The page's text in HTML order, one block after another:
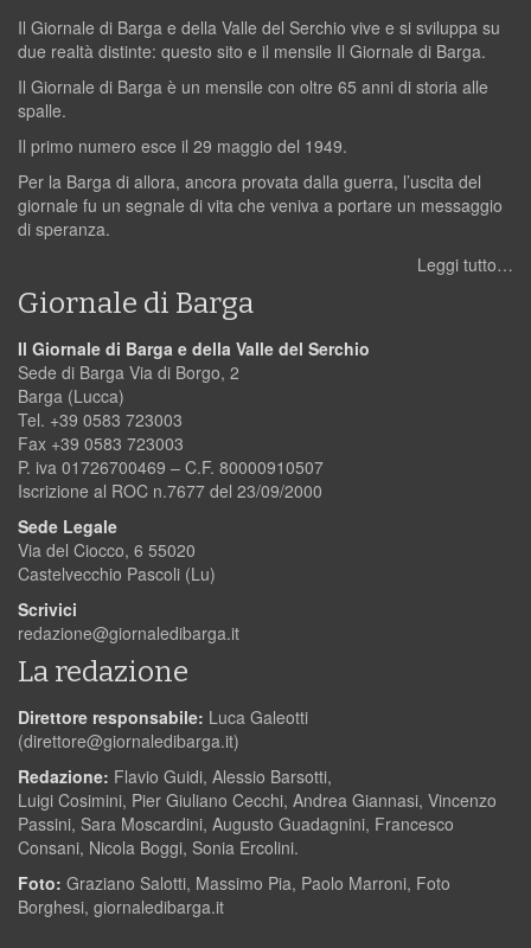
Il Giornale di Barga e della Valle del Serchio vive e si sviluppa su
due realtà distinte: questo sito e il mensile Il Giornale di Barga.
Il Giornale di Barga è un mensile con oltre 65 anni di storia alle
spalle.
Il primo numero esce il 29 maggio del 1949.
Per la Barga di allora, ancora provata dalla guerra, l’uscita del
giornale fu un segnale di vita che veniva a portare un messaggio
di speranza.
Leggi tutto…
Giornale di Barga
Il Giornale di Barga e della Valle del Serchio
Sede di Barga Via di Borgo, 2
Barga (Lucca)
Tel. +39 0583 723003
Fax +39 0583 723003
P. iva 01726700469 – C.F. 80000910507
Iscrizione al ROC n.7677 del 23/09/2000
Sede Legale
Via del Ciocco, 6 55020
Castelvecchio Pascoli (Lu)
Scrivici
redazione@giornaledibarga.it
La redazione
Direttore responsabile: Luca Galeotti
(direttore@giornaledibarga.it)
Redazione: Flavio Guidi, Alessio Barsotti,
Luigi Cosimini, Pier Giuliano Cecchi, Andrea Giannasi, Vincenzo
Passini, Sara Moscardini, Augusto Guadagnini, Francesco
Consani, Nicola Boggi, Sonia Ercolini.
Foto: Graziano Salotti, Massimo Pia, Paolo Marroni, Foto
Borghesi, giornaledibarga.it